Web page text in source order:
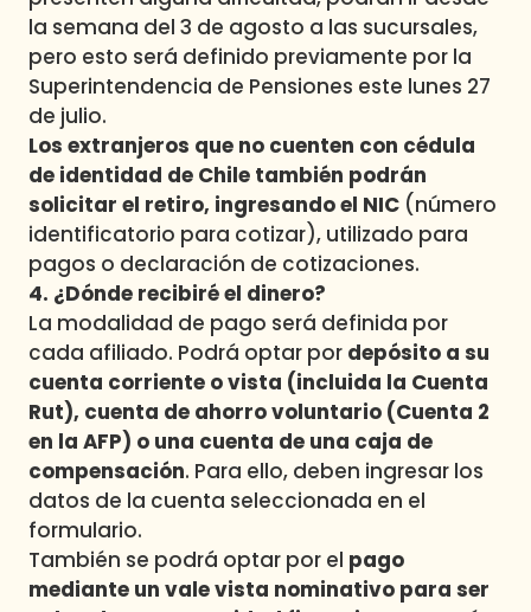
la semana del 3 de agosto a las sucursales,
pero esto será definido previamente por la
Superintendencia de Pensiones este lunes 27
de julio.
Los extranjeros que no cuenten con cédula
de identidad de Chile también podrán
solicitar el retiro, ingresando el NIC (número
identificatorio para cotizar), utilizado para
pagos o declaración de cotizaciones.
4. ¿Dónde recibiré el dinero?
La modalidad de pago será definida por
cada afiliado. Podrá optar por depósito a su
cuenta corriente o vista (incluida la Cuenta
Rut), cuenta de ahorro voluntario (Cuenta 2
en la AFP) o una cuenta de una caja de
compensación. Para ello, deben ingresar los
datos de la cuenta seleccionada en el
formulario.
También se podrá optar por el pago
mediante un vale vista nominativo para ser